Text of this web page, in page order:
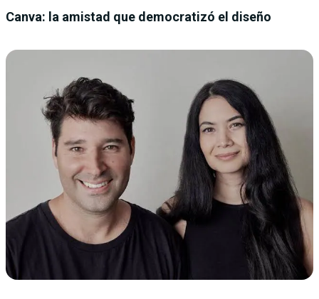
Canva: la amistad que democratizó el diseño